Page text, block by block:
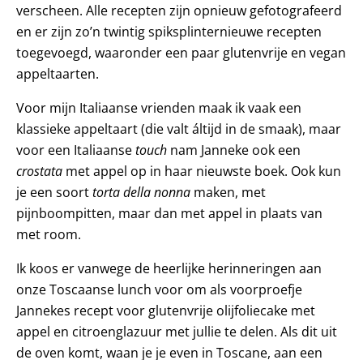
verscheen. Alle recepten zijn opnieuw gefotografeerd
en er zijn zo’n twintig spiksplinternieuwe recepten
toegevoegd, waaronder een paar glutenvrije en vegan
appeltaarten.
Voor mijn Italiaanse vrienden maak ik vaak een
klassieke appeltaart (die valt áltijd in de smaak), maar
voor een Italiaansetouch nam Janneke ook een
crostata met appel op in haar nieuwste boek. Ook kun
je een soorttorta della nonna maken, met
pijnboompitten, maar dan met appel in plaats van
met room.
Ik koos er vanwege de heerlijke herinneringen aan
onze Toscaanse lunch voor om als voorproefje
Jannekes recept voor glutenvrije olijfoliecake met
appel en citroenglazuur met jullie te delen. Als dit uit
de oven komt, waan je je even in Toscane, aan een